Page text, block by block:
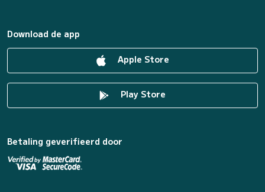
Download de app
Apple Store
Play Store
Betaling geverifieerd door